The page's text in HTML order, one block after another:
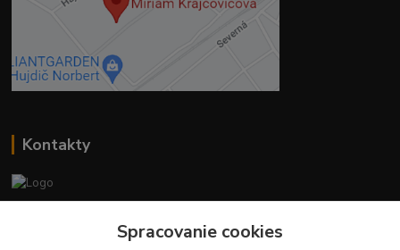
Kontakty
+421 944 394 715Spracovanie cookies